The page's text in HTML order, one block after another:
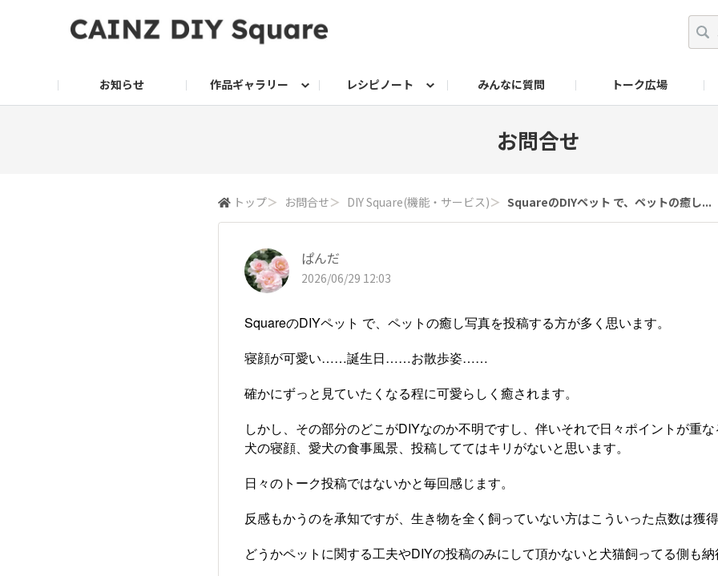
お知らせ 作品ギャラリー レシピノート みんなに質問 トーク広場
お問合せ
トップ＞ お問合せ＞ DIY Square(機能・サービス)＞ SquareのDIYペット で、ペットの癒し...
ぱんだ
2026/06/29 12:03
SquareのDIYペット で、ペットの癒し写真を投稿する方が多く思います。
寝顔が可愛い……誕生日……お散歩姿……
確かにずっと見ていたくなる程に可愛らしく癒されます。
しかし、その部分のどこがDIYなのか不明ですし、伴いそれで日々ポイントが重
犬の寝顔、愛犬の食事風景、投稿しててはキリがないと思います。
日々のトーク投稿ではないかと毎回感じます。
反感もかうのを承知ですが、生き物を全く飼っていない方はこういった点数は獲得
どうかペットに関する工夫やDIYの投稿のみにして頂かないと犬猫飼ってる側も納